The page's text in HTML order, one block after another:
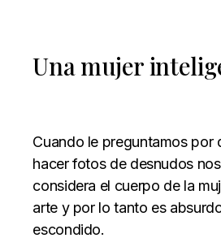
Una mujer
Cuando le preguntamos por
hacer fotos de desnudos
considera el cuerpo de la
arte y por lo tanto es
escondido.